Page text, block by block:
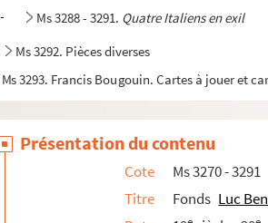
Ms 3288 - 3291. Quatre Italiens en exil
Ms 3292. Pièces diverses
Ms 3293. Francis Bougouin. Cartes à jouer et
Ms 3295. Régine Kervarec. Les livres d'heures
Ms 3296. Lettres d'Alphonse Séché à Luce
Ms 3297. Divers documents de caractères
Présentation du contenu
Cote
Ms 3270 - 3291
Titre
Fonds Luc